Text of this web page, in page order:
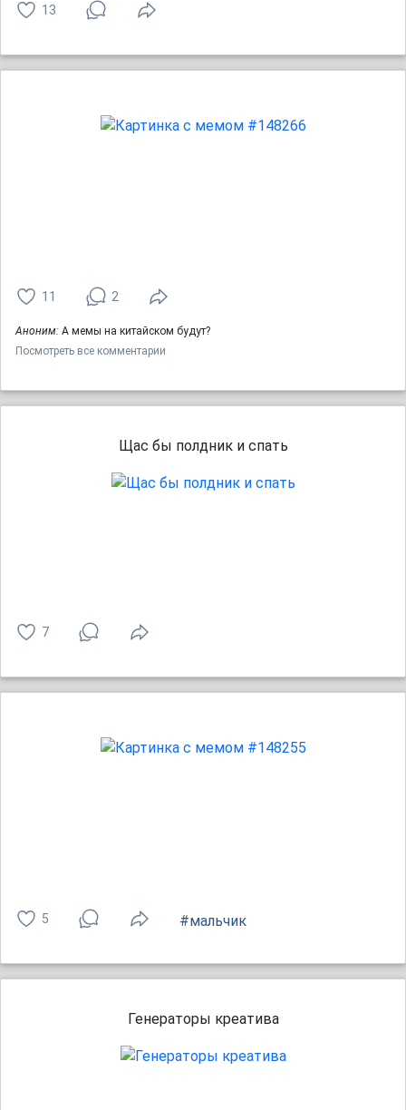
13
11 2
Аноним: А мемы на китайском будут?
Посмотреть все комментарии
Щас бы полдник и спать
7
5 #мальчик
Генераторы креатива